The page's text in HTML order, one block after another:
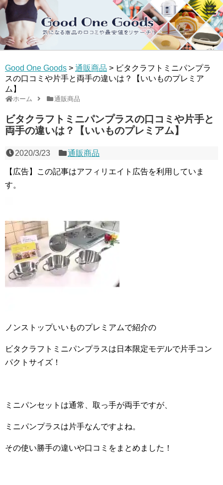
Good One Goods > 通販商品 > ビタクラフトミニパンプラ
スの口コミや片手と両手の違いは？【いいものプレミア
ム】
ホーム 通販商品
ビタクラフトミニパンプラスの口コミや片手と
両手の違いは？【いいものプレミアム】
2020/3/23 通販商品
【広告】この記事はアフィリエイト広告を利用していま
す。
ノンストップいいものプレミアムで紹介の
ビタクラフトミニパンプラスは日本限定モデルで片手コン
パクトサイズ！
ミニパンセットは通常、取っ手が両手ですが、
ミニパンプラスは片手なんですよね。
その使い勝手の違いや口コミをまとめました！